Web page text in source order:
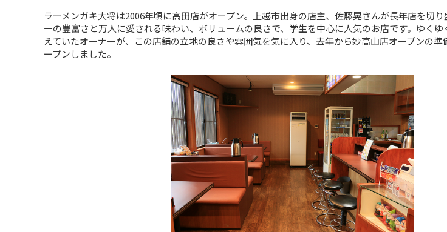
ラーメンガキ大将は2006年頃に高田店がオープン。上越市出身の店主、佐藤晃さんが長年店を切
ーの豊富さと万人に愛される味わい、ボリュームの良さで、学生を中心に人気のお店です。ゆく
えていたオーナーが、この店舗の立地の良さや雰囲気を気に入り、去年から妙高山店オープンの準
ープンしました。